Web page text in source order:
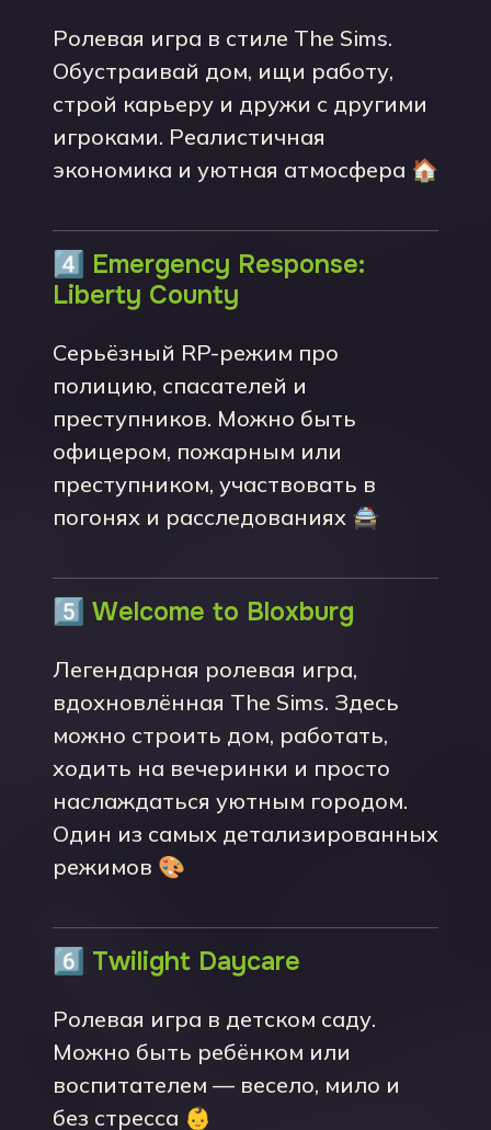
Ролевая игра в стиле The Sims.
Обустраивай дом, ищи работу,
строй карьеру и дружи с другими
игроками. Реалистичная
экономика и уютная атмосфера 🏠
4️⃣ Emergency Response:
Liberty County
Серьёзный RP-режим про
полицию, спасателей и
преступников. Можно быть
офицером, пожарным или
преступником, участвовать в
погонях и расследованиях 🚔
5️⃣ Welcome to Bloxburg
Легендарная ролевая игра,
вдохновлённая The Sims. Здесь
можно строить дом, работать,
ходить на вечеринки и просто
наслаждаться уютным городом.
Один из самых детализированных
режимов 🎨
6️⃣ Twilight Daycare
Ролевая игра в детском саду.
Можно быть ребёнком или
воспитателем — весело, мило и
без стресса 👶